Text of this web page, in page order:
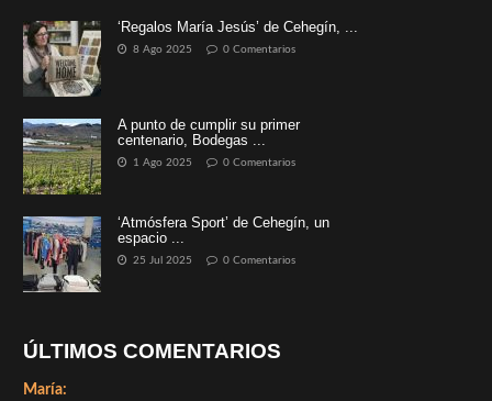
‘Regalos María Jesús’ de Cehegín, ...
8 Ago 2025 0 Comentarios
A punto de cumplir su primer
centenario, Bodegas ...
1 Ago 2025 0 Comentarios
‘Atmósfera Sport’ de Cehegín, un
espacio ...
25 Jul 2025 0 Comentarios
ÚLTIMOS COMENTARIOS
María: